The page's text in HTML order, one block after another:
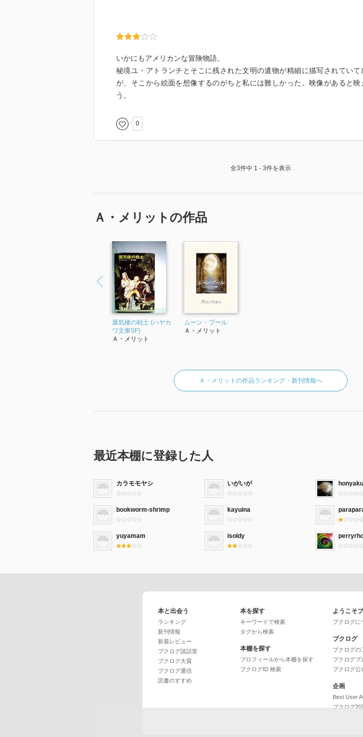
いかにもアメリカンな冒険物語。
秘境ユ・アトランチとそこに残された文明の遺物が精細に描写されていて
が、そこから絵面を想像するのがちと私には難しかった。映像があると映
う。
0
全3件中 1 - 3件を表示
Ａ・メリットの作品
蜃気楼の戦士 (ハヤカ
ワ文庫SF)
Ａ・メリット
ムーン・プール
Ａ・メリット
Ａ・メリットの作品ランキング・新刊情報へ
最近本棚に登録した人
カラモモヤシ いがいが
bookworm-shrimp kayuina
yuyamam isoldy
本と出会う
ランキング
新刊情報
新着レビュー
ブクログ談話室
ブクログ大賞
ブクログ通信
読書のすすめ
本を探す
キーワードで検索
タグから検索
本棚を探す
プロフィールから本棚を探す
ブクログID 検索
ようこそ
ブクログに
ブクログ
ブクログの
ブクログプ
ブクログ公
企画
Best User
ブクログ20